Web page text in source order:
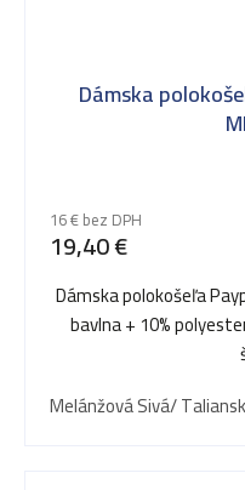
Dámska
16 € bez DPH
19,40 €
Dámska polokošeľa
bavlna + 10%
Melánžová Sivá/